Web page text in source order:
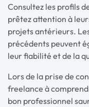
Consultez les profils
prêtez attention à
projets antérieurs.
précédents peuvent
leur fiabilité et de la
Lors de la prise de
freelance à
bon professionnel